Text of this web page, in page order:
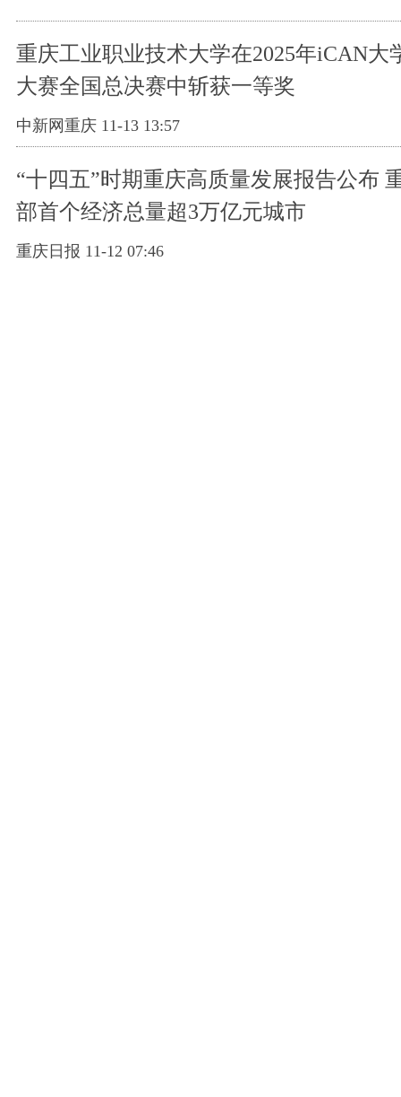
重庆工业职业技术大学在2025年iCAN大
大赛全国总决赛中斩获一等奖
中新网重庆 11-13 13:57
“十四五”时期重庆高质量发展报告公布
部首个经济总量超3万亿元城市
重庆日报 11-12 07:46